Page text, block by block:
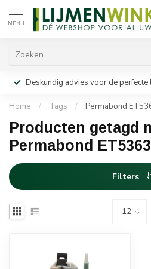
MENU
Deskundig advies voor de
Home / Tags / Permabond
Producten getagd
Permabond ET5363
Filters